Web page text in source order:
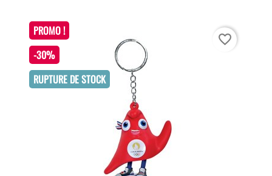
PROMO !
-30%
RUPTURE DE STOCK
favorite_border